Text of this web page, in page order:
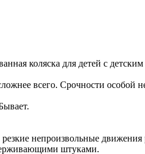
коляска для детей с
всего. Срочности особой
непроизвольные движения
штуками.